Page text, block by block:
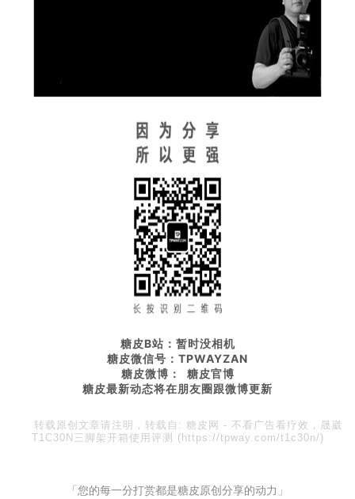
糖皮B站：暂时没相机
糖皮微信号：TPWAYZAN
糖皮微博： 糖皮官博
糖皮最新动态将在朋友圈跟微博更新
转载原创文章请注明，转载自: 糖皮网 - 不看广告看疗效，晟崴
T1C30N三脚架开箱使用评测 (https://tpway.com/t1c30n/)
「您的每一分打赏都是糖皮原创分享的动力」